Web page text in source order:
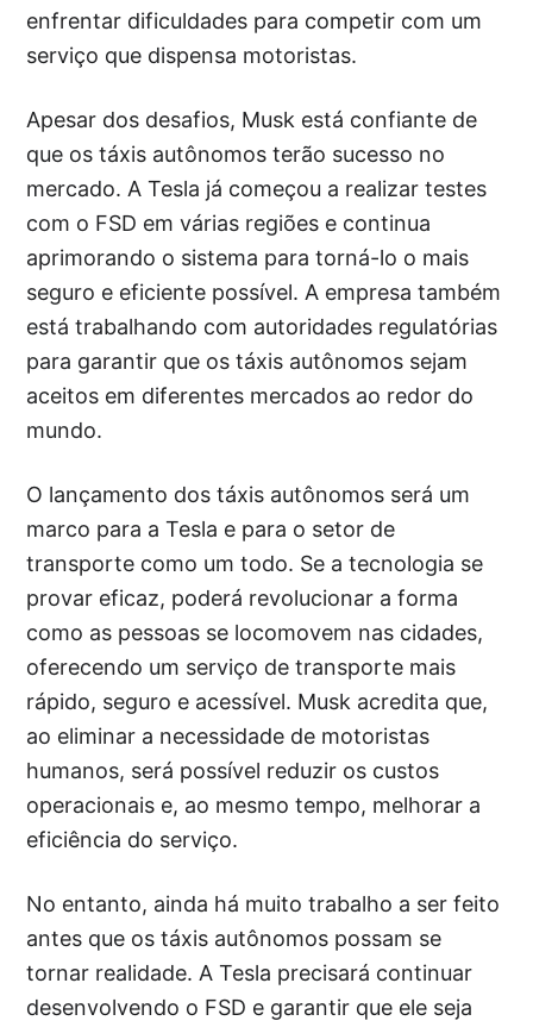
enfrentar dificuldades para competir com um
serviço que dispensa motoristas.
Apesar dos desafios, Musk está confiante de
que os táxis autônomos terão sucesso no
mercado. A Tesla já começou a realizar testes
com o FSD em várias regiões e continua
aprimorando o sistema para torná-lo o mais
seguro e eficiente possível. A empresa também
está trabalhando com autoridades regulatórias
para garantir que os táxis autônomos sejam
aceitos em diferentes mercados ao redor do
mundo.
O lançamento dos táxis autônomos será um
marco para a Tesla e para o setor de
transporte como um todo. Se a tecnologia se
provar eficaz, poderá revolucionar a forma
como as pessoas se locomovem nas cidades,
oferecendo um serviço de transporte mais
rápido, seguro e acessível. Musk acredita que,
ao eliminar a necessidade de motoristas
humanos, será possível reduzir os custos
operacionais e, ao mesmo tempo, melhorar a
eficiência do serviço.
No entanto, ainda há muito trabalho a ser feito
antes que os táxis autônomos possam se
tornar realidade. A Tesla precisará continuar
desenvolvendo o FSD e garantir que ele seja